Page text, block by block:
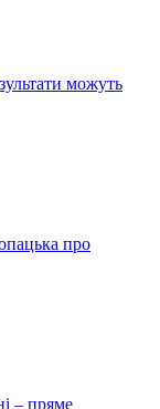
можуть
про
– пряме